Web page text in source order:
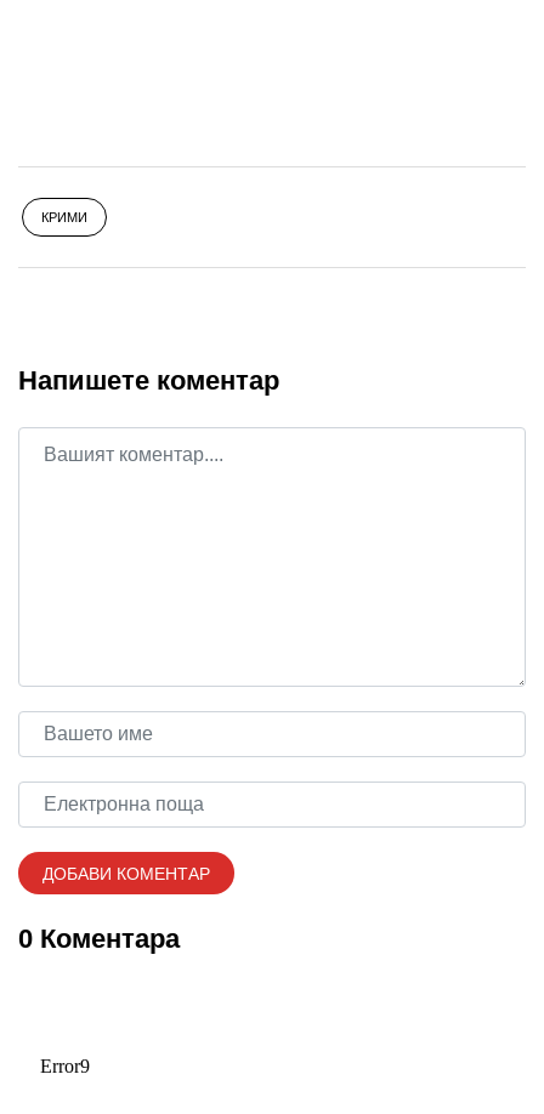
КРИМИ
Напишете коментар
0 Коментара